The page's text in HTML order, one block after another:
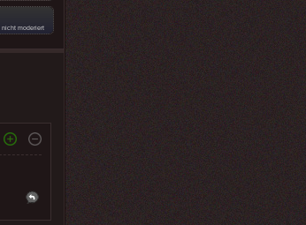
nicht moderiert